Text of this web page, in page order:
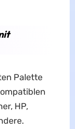
Palette
HP,